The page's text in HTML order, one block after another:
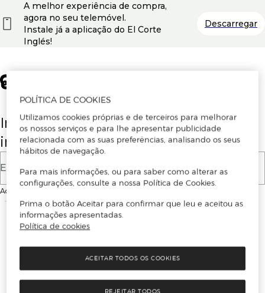
Insira o seu email para se registar ou
iniciar sessão.
E-mail
Ao continuar, aceitas as
A melhor experiência de compra,
agora no seu telemóvel.
Instale já a aplicação do El Corte
Inglés!
Descarregar
POLÍTICA DE COOKIES
Utilizamos cookies próprias e de terceiros para melhorar
os nossos serviços e para lhe apresentar publicidade
relacionada com as suas preferências, analisando os seus
hábitos de navegação.
Para mais informações, ou para saber como alterar as
configurações, consulte a nossa Política de Cookies.
Prima o botão Aceitar para confirmar que leu e aceitou as
informações apresentadas.
Política de cookies
REJEITAR TODOS
ACEITAR TODOS OS COOKIES